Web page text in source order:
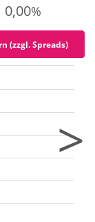
0,00%
(zzgl. Spreads)
>